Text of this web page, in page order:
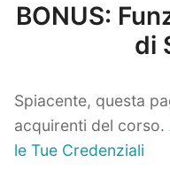
BONUS:
di
Spiacente, questa
acquirenti del corso.
le Tue Credenziali